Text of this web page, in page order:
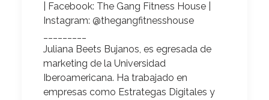
| Facebook: The Gang Fitness House |
Instagram: @thegangfitnesshouse
Juliana Beets Bujanos, es egresada de
marketing de la Universidad
Iberoamericana. Ha trabajado en
empresas como Estrategas Digitales y